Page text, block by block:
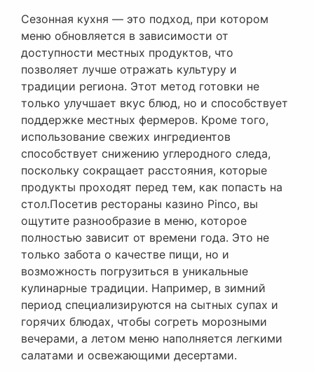
Сезонная кухня — это подход, при котором
меню обновляется в зависимости от
доступности местных продуктов, что
позволяет лучше отражать культуру и
традиции региона. Этот метод готовки не
только улучшает вкус блюд, но и способствует
поддержке местных фермеров. Кроме того,
использование свежих ингредиентов
способствует снижению углеродного следа,
поскольку сокращает расстояния, которые
продукты проходят перед тем, как попасть на
стол.Посетив рестораны казино Pinco, вы
ощутите разнообразие в меню, которое
полностью зависит от времени года. Это не
только забота о качестве пищи, но и
возможность погрузиться в уникальные
кулинарные традиции. Например, в зимний
период специализируются на сытных супах и
горячих блюдах, чтобы согреть морозными
вечерами, а летом меню наполняется легкими
салатами и освежающими десертами.